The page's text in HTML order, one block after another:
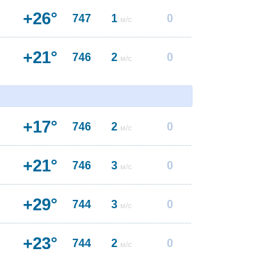
+26° 747 1 м/с 0
+21° 746 2 м/с 0
+17° 746 2 м/с 0
+21° 746 3 м/с 0
+29° 744 3 м/с 0
+23° 744 2 м/с 0